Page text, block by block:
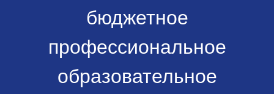
бюджетное
профессиональное
образовательное